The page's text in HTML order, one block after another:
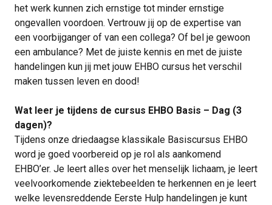
het werk kunnen zich ernstige tot minder ernstige
ongevallen voordoen. Vertrouw jij op de expertise van
een voorbijganger of van een collega? Of bel je gewoon
een ambulance? Met de juiste kennis en met de juiste
handelingen kun jij met jouw EHBO cursus het verschil
maken tussen leven en dood!
Wat leer je tijdens de cursus EHBO Basis – Dag (3
dagen)?
Tijdens onze driedaagse klassikale Basiscursus EHBO
word je goed voorbereid op je rol als aankomend
EHBO’er. Je leert alles over het menselijk lichaam, je leert
veelvoorkomende ziektebeelden te herkennen en je leert
welke levensreddende Eerste Hulp handelingen je kunt